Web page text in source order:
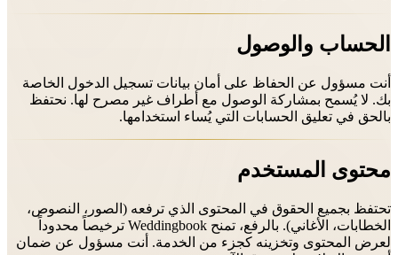
الحساب والوصول
أنت مسؤول عن الحفاظ على أمان بيانات تسجيل الدخول الخاصة
بك. لا يُسمح بمشاركة الوصول مع أطراف غير مصرح لها. نحتفظ
بالحق في تعليق الحسابات التي يُساء استخدامها.
محتوى المستخدم
تحتفظ بجميع الحقوق في المحتوى الذي ترفعه (الصور، النصوص،
الخطابات، الأغاني). بالرفع، تمنح Weddingbook ترخيصاً محدوداً
لعرض المحتوى وتخزينه كجزء من الخدمة. أنت مسؤول عن ضمان